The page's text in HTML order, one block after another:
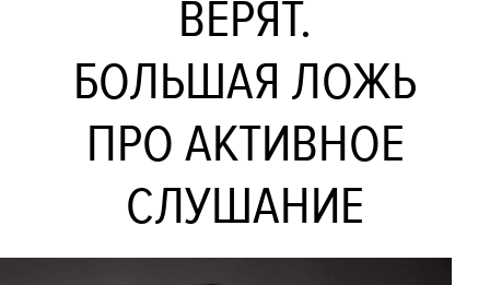
ВЕРЯТ.
БОЛЬШАЯ ЛОЖЬ
ПРО АКТИВНОЕ
СЛУШАНИЕ